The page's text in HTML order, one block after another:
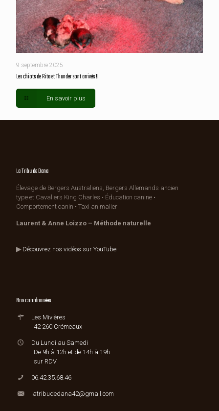
9 septembre 2025
Les chiots de Rita et Thunder sont arrivés !!
En savoir plus
La Tribu de Dana
Élevage de Bergers Australiens, Bergers Allemands ancien
type et Cavaliers King Charles • Éducation canine •
Comportement canin • Taxi animalier
Laurent & Anne Loizzo – Méthode naturelle
▶ Découvrez nos vidéos sur YouTube
Nos coordonnées
Les Mivières
42 260 Crémeaux
Du Lundi au Samedi
De 9h à 12h et de 14h à 19h
sur RDV
06.42.35.68.46
latribudedana42@gmail.com